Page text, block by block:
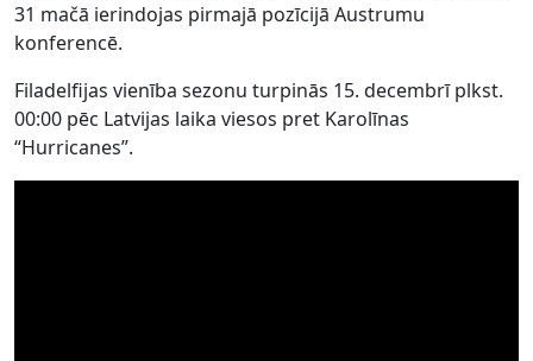
31 mačā ierindojas pirmajā pozīcijā Austrumu
konferencē.
Filadelfijas vienība sezonu turpinās 15. decembrī plkst.
00:00 pēc Latvijas laika viesos pret Karolīnas
“Hurricanes”.